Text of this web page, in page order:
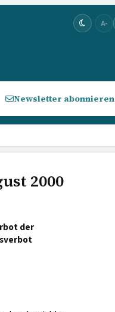
A-
Newsletter abonnieren
2000
der